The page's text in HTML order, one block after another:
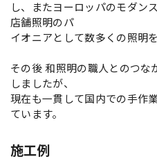
し、またヨーロッパのモダン
店舗照明のパ
イオニアとして数多くの照明
その後 和照明の職人とのつな
しましたが、
現在も一貫して国内での手作
ています。
施工例